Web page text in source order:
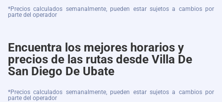
*Precios calculados semanalmente, pueden estar sujetos a cambios por
parte del operador
Encuentra los mejores horarios y
precios de las rutas desde Villa De
San Diego De Ubate
*Precios calculados semanalmente, pueden estar sujetos a cambios por
parte del operador